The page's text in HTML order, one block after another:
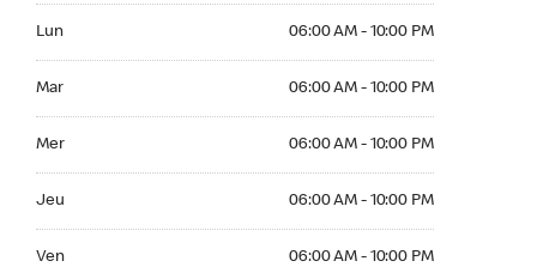
Lun 06:00 AM - 10:00 PM
Mar 06:00 AM - 10:00 PM
Mer 06:00 AM - 10:00 PM
Jeu 06:00 AM - 10:00 PM
Ven 06:00 AM - 10:00 PM